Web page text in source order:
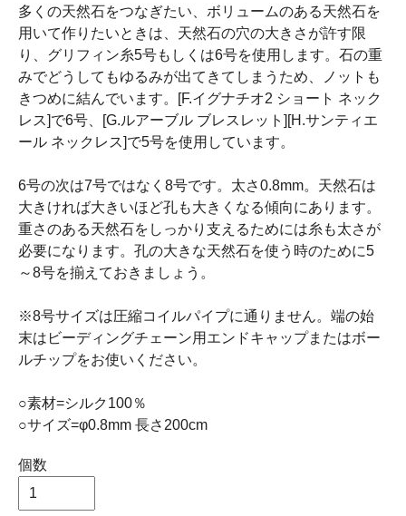
多くの天然石をつなぎたい、ボリュームのある天然石を
用いて作りたいときは、天然石の穴の大きさが許す限
り、グリフィン糸5号もしくは6号を使用します。石の重
みでどうしてもゆるみが出てきてしまうため、ノットも
きつめに結んでいます。[F.イグナチオ2 ショート ネック
レス]で6号、[G.ルアーブル ブレスレット][H.サンティエ
ール ネックレス]で5号を使用しています。
6号の次は7号ではなく8号です。太さ0.8mm。天然石は
大きければ大きいほど孔も大きくなる傾向にあります。
重さのある天然石をしっかり支えるためには糸も太さが
必要になります。孔の大きな天然石を使う時のために5
～8号を揃えておきましょう。
※8号サイズは圧縮コイルパイプに通りません。端の始
末はビーディングチェーン用エンドキャップまたはボー
ルチップをお使いください。
○素材=シルク100％
○サイズ=φ0.8mm 長さ200cm
個数